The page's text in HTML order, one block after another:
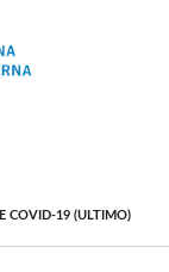
COVID-19 (ULTIMO)